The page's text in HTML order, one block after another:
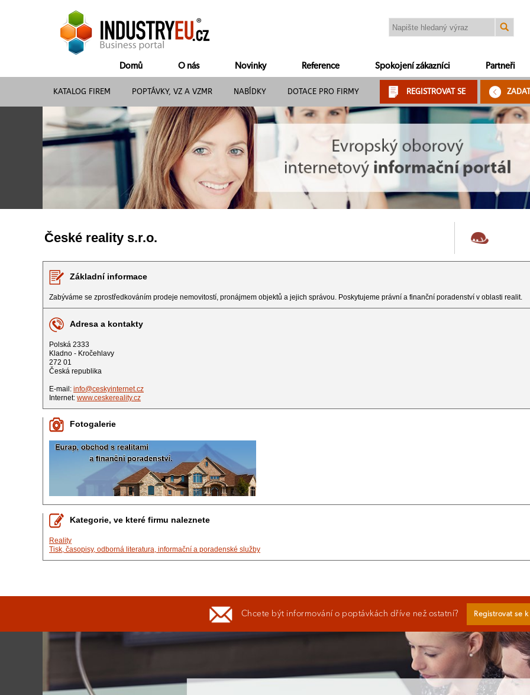
Domů O nás Novinky Reference Spokojení zákazníci Partneři
KATALOG FIREM POPTÁVKY, VZ A VZMR NABÍDKY DOTACE PRO FIRMY REGISTROVAT SE
České reality s.r.o.
Základní informace
Zabýváme se zprostředkováním prodeje nemovitostí, pronájmem objektů a jejich správou. Poskytujeme právní a finanční poradenství v oblasti realit.
Adresa a kontakty
Polská 2333
Kladno - Kročehlavy
272 01
Česká republika
E-mail: info@ceskyinternet.cz
Internet: www.ceskereality.cz
Fotogalerie
Kategorie, ve které firmu naleznete
Reality
Tisk, časopisy, odborná literatura, informační a poradenské služby
Chcete být informování o poptávkách dříve než ostatní? Registrovat se